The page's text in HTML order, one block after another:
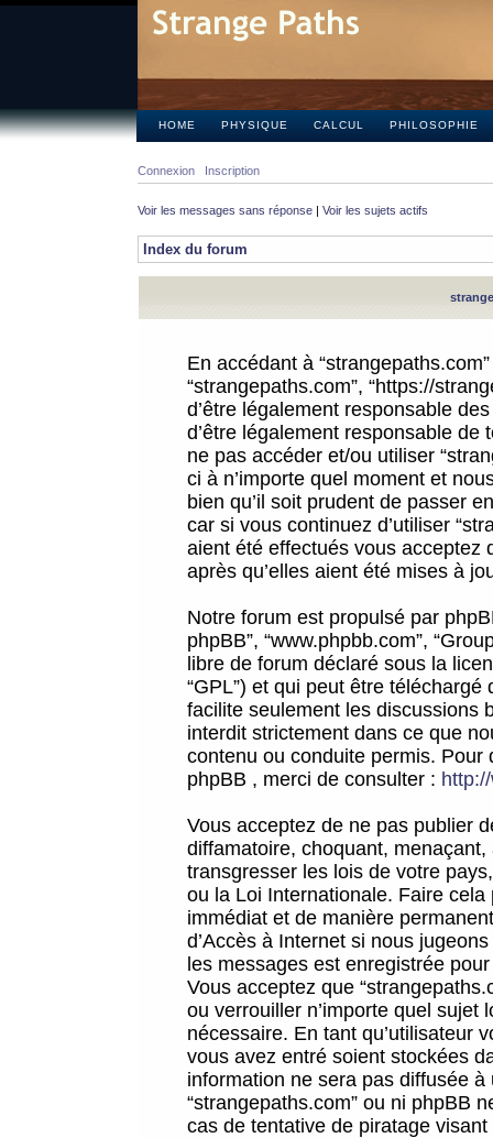
HOME PHYSIQUE CALCUL PHILOSOPHIE
Connexion Inscription
Voir les messages sans réponse | Voir les sujets actifs
Index du forum
En accédant à
“strangepaths.com”, “https://
d’être légalement responsable
d’être légalement responsable
ne pas accéder et/ou utiliser
ci à n’importe quel moment et
bien qu’il soit prudent de passer
car si vous continuez d’utiliser
aient été effectués vous acceptez
après qu’elles aient été mises à
Notre forum est propulsé par
phpBB”, “www.phpbb.com”,
libre de forum déclaré sous la
“GPL”) et qui peut être téléchargé
facilite seulement les discussions
interdit strictement dans ce que
contenu ou conduite permis.
phpBB , merci de consulter :
Vous acceptez de ne pas publier
diffamatoire, choquant,
transgresser les lois de votre
ou la Loi Internationale. Faire
immédiat et de manière
d’Accès à Internet si nous
les messages est enregistrée
Vous acceptez que
ou verrouiller n’importe quel sujet
nécessaire. En tant qu’utilisateur
vous avez entré soient stockées
information ne sera pas diffusée
“strangepaths.com” ou ni phpBB
cas de tentative de piratage